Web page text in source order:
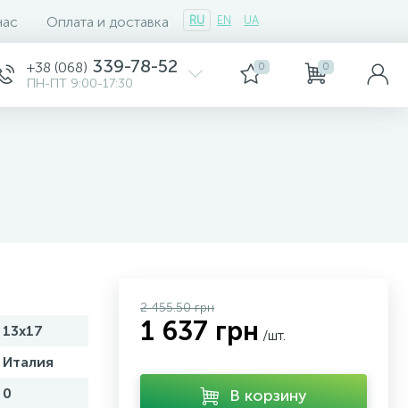
Оплата и доставка RU EN UA
+38 (068) 339-78-52
ПН-ПТ 9:00-17:30
0 0
13х17
Италия
0
2 455.50 грн
1 637 грн /шт.
В корзину